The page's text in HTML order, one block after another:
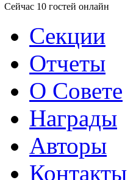
Сейчас 10 гостей онлайн
Секции
Отчеты
О Совете
Награды
Авторы
Контакты